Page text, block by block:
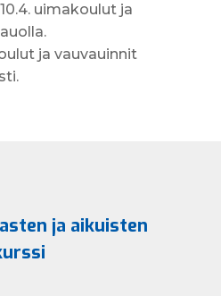
uimakoulut ja
ja vauvauinnit
ja aikuisten